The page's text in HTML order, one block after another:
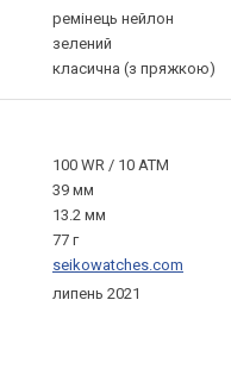
ремінець нейлон
зелений
класична (з пряжкою)
100 WR / 10 ATM
39 мм
13.2 мм
77 г
seikowatches.com
липень 2021